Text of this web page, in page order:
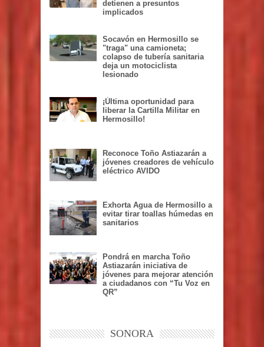
detienen a presuntos
implicados
Socavón en Hermosillo se
"traga" una camioneta;
colapso de tubería sanitaria
deja un motociclista
lesionado
¡Última oportunidad para
liberar la Cartilla Militar en
Hermosillo!
Reconoce Toño Astiazarán a
jóvenes creadores de vehículo
eléctrico AVIDO
Exhorta Agua de Hermosillo a
evitar tirar toallas húmedas en
sanitarios
Pondrá en marcha Toño
Astiazarán iniciativa de
jóvenes para mejorar atención
a ciudadanos con “Tu Voz en
QR”
SONORA